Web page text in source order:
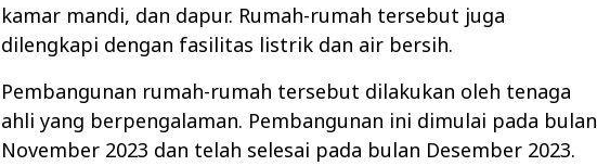
kamar mandi, dan dapur. Rumah-rumah tersebut juga
dilengkapi dengan fasilitas listrik dan air bersih.
Pembangunan rumah-rumah tersebut dilakukan oleh tenaga
ahli yang berpengalaman. Pembangunan ini dimulai pada bulan
November 2023 dan telah selesai pada bulan Desember 2023.